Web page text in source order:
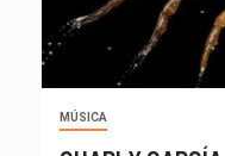
MÚSICA